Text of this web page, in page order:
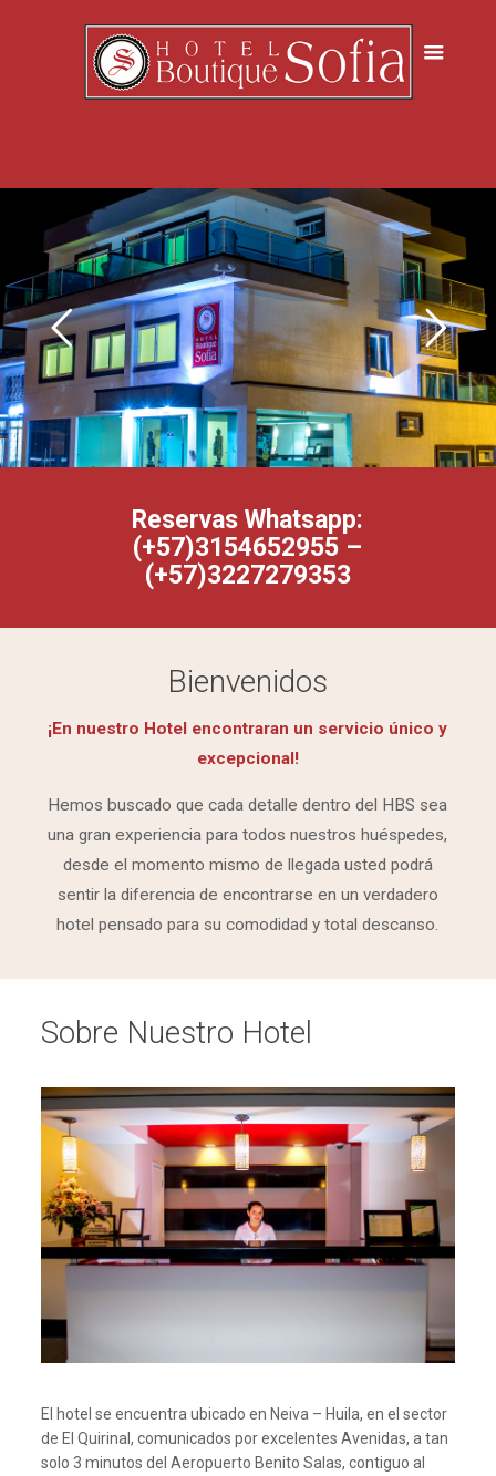
Reservas Whatsapp:
(+57)3154652955 –
(+57)3227279353
Bienvenidos
¡En nuestro Hotel encontraran un servicio único y
excepcional!
Hemos buscado que cada detalle dentro del HBS sea
una gran experiencia para todos nuestros huéspedes,
desde el momento mismo de llegada usted podrá
sentir la diferencia de encontrarse en un verdadero
hotel pensado para su comodidad y total descanso.
Sobre Nuestro Hotel
El hotel se encuentra ubicado en Neiva – Huila, en el sector
de El Quirinal, comunicados por excelentes Avenidas, a tan
solo 3 minutos del Aeropuerto Benito Salas, contiguo al